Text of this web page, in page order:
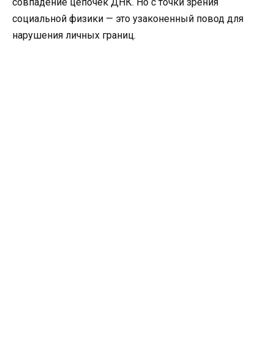
социальной физики — это узаконенный повод для
нарушения личных границ.